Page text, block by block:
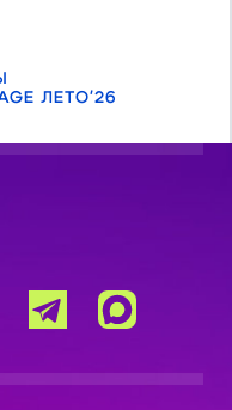
ЛЕТО'26